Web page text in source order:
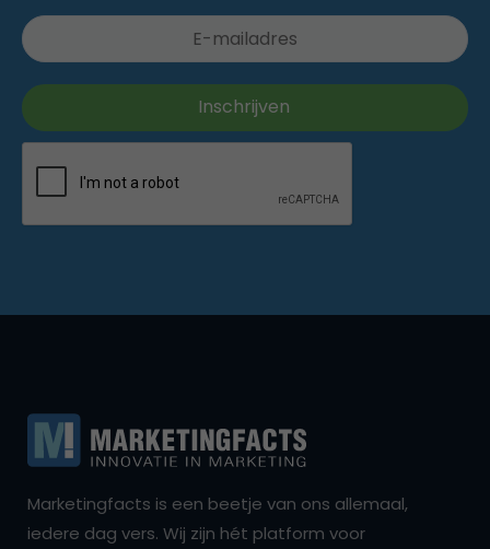
Marketingfacts is een beetje van ons allemaal,
iedere dag vers. Wij zijn hét platform voor